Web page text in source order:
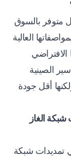
متوفر بالسوق
العالية
الافتراضي
الصينية
أقل جودة
الغاز
تمديدات شبكة